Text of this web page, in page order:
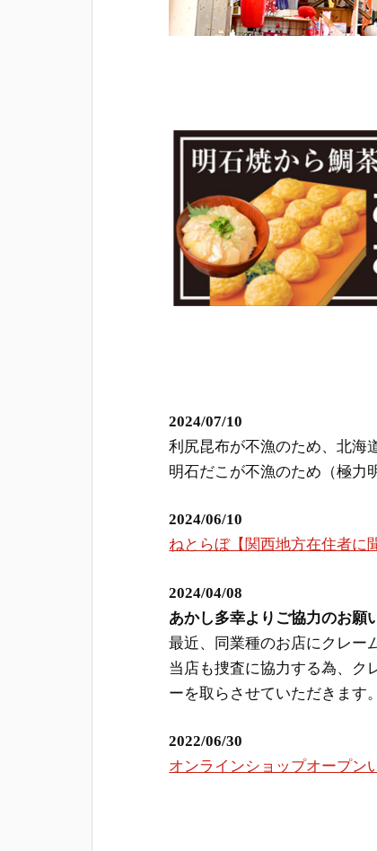
2024/07/10
利尻昆布が不漁のため、北海
明石だこが不漁のため（極力
2024/06/10
ねとらぼ【関西地方在住者に
2024/04/08
あかし多幸よりご協力のお願
最近、同業種のお店にクレー
当店も捜査に協力する為、ク
ーを取らさせていただきます
2022/06/30
オンラインショップオープン